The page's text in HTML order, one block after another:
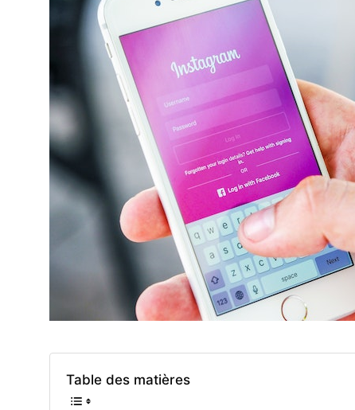
Table des matières